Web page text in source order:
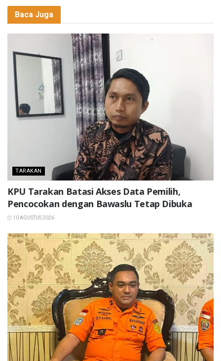
Baca Juga
TARAKAN
KPU Tarakan Batasi Akses Data Pemilih,
Pencocokan dengan Bawaslu Tetap Dibuka
10 AGUSTUS 2026